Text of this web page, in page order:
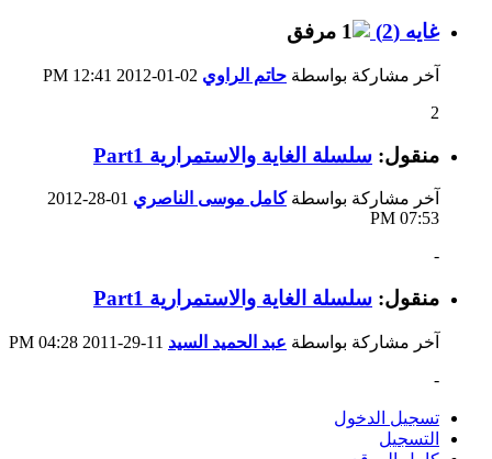
غايه (2)
آخر مشاركة بواسطة حاتم الراوي
12:41 PM
2
منقول: سلسلة الغاية والاستمرارية Part1
آخر مشاركة بواسطةكامل موسى الناصري
07:53 PM
-
منقول: سلسلة الغاية والاستمرارية Part1
آخر مشاركة بواسطة عبد الحميد السيد
04:28 PM
-
تسجيل الدخول
التسجيل